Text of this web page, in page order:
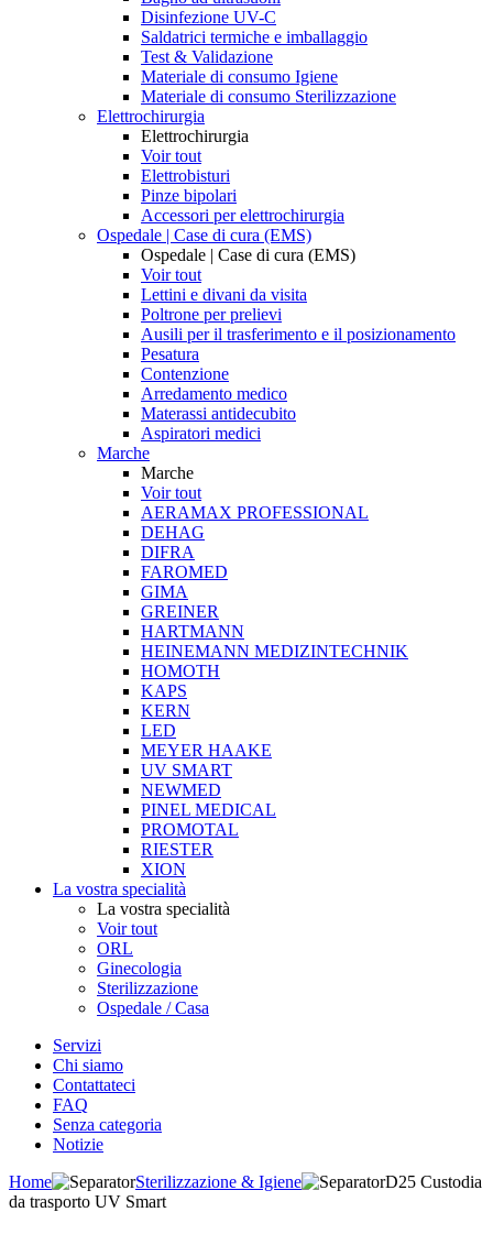
Disinfezione UV-C
Saldatrici termiche e imballaggio
Test & Validazione
Materiale di consumo Igiene
Materiale di consumo Sterilizzazione
Elettrochirurgia
Elettrochirurgia
Voir tout
Elettrobisturi
Pinze bipolari
Accessori per elettrochirurgia
Ospedale | Case di cura (EMS)
Ospedale | Case di cura (EMS)
Voir tout
Lettini e divani da visita
Poltrone per prelievi
Ausili per il trasferimento e il posizionamento
Pesatura
Contenzione
Arredamento medico
Materassi antidecubito
Aspiratori medici
Marche
Marche
Voir tout
AERAMAX PROFESSIONAL
DEHAG
DIFRA
FAROMED
GIMA
GREINER
HARTMANN
HEINEMANN MEDIZINTECHNIK
HOMOTH
KAPS
KERN
LED
MEYER HAAKE
UV SMART
NEWMED
PINEL MEDICAL
PROMOTAL
RIESTER
XION
La vostra specialità
La vostra specialità
Voir tout
ORL
Ginecologia
Sterilizzazione
Ospedale / Casa
Servizi
Chi siamo
Contattateci
FAQ
Senza categoria
Notizie
Home
Sterilizzazione & Igiene
D25 Custodia
da trasporto UV Smart